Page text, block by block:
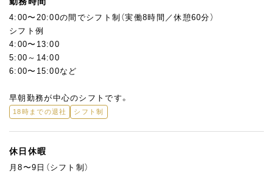
4:00〜20:00の間でシフト制（実働8時間／休憩60分）
シフト例
4:00〜13:00
5:00～14:00
6:00〜15:00など
早朝勤務が中心のシフトです。
18時までの退社 シフト制
休日休暇
月8〜9日（シフト制）